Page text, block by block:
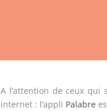
A l’attention de ceux qui
internet : l’appli Palabre